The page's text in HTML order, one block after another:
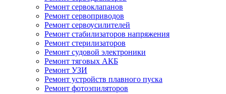
Ремонт сервоклапанов
Ремонт сервоприводов
Ремонт сервоусилителей
Ремонт стабилизаторов напряжения
Ремонт стерилизаторов
Ремонт судовой электроники
Ремонт тяговых АКБ
Ремонт УЗИ
Ремонт устройств плавного пуска
Ремонт фотоэпиляторов